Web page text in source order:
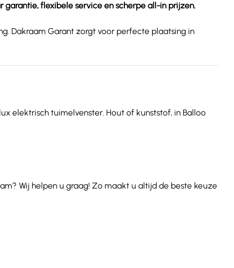
garantie, flexibele service en scherpe all-in prijzen.
Dakraam Garant zorgt voor perfecte plaatsing in
elektrisch tuimelvenster. Hout of kunststof, in Balloo
Wij helpen u graag! Zo maakt u altijd de beste keuze